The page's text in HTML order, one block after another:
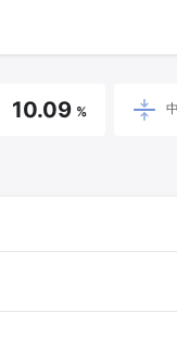
10.09 %